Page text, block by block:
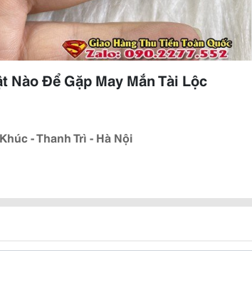
Nào Để Gặp May Mắn Tài Lộc
- Thanh Trì - Hà Nội